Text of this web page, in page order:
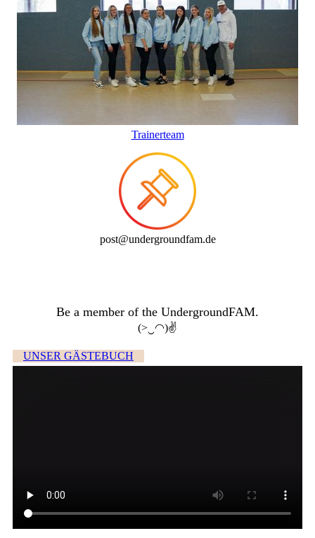
Trainerteam
post@undergroundfam.de
Be a member of the UndergroundFAM.
(>‿◠)✌
UNSER GÄSTEBUCH